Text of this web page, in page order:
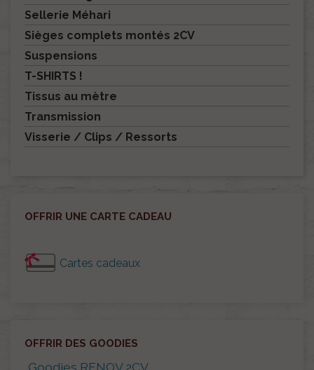
Sellerie Méhari
Sièges complets montés 2CV
Suspensions
T-SHIRTS !
Tissus au mètre
Transmission
Visserie / Clips / Ressorts
OFFRIR UNE CARTE CADEAU
Cartes cadeaux
OFFRIR DES GOODIES
Goodies RENOV 2CV